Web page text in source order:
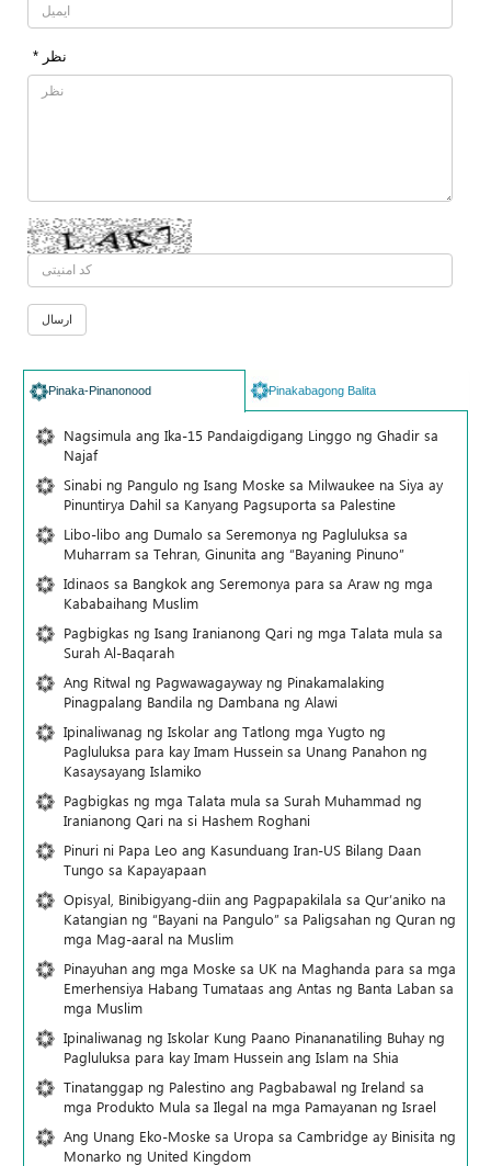
* نظر
Pinaka-Pinanonood Pinakabagong Balita
Nagsimula ang Ika-15 Pandaigdigang Linggo ng Ghadir sa
Najaf
Sinabi ng Pangulo ng Isang Moske sa Milwaukee na Siya ay
Pinuntirya Dahil sa Kanyang Pagsuporta sa Palestine
Libo-libo ang Dumalo sa Seremonya ng Pagluluksa sa
Muharram sa Tehran, Ginunita ang “Bayaning Pinuno”
Idinaos sa Bangkok ang Seremonya para sa Araw ng mga
Kababaihang Muslim
Pagbigkas ng Isang Iranianong Qari ng mga Talata mula sa
Surah Al-Baqarah
Ang Ritwal ng Pagwawagayway ng Pinakamalaking
Pinagpalang Bandila ng Dambana ng Alawi
Ipinaliwanag ng Iskolar ang Tatlong mga Yugto ng
Pagluluksa para kay Imam Hussein sa Unang Panahon ng
Kasaysayang Islamiko
Pagbigkas ng mga Talata mula sa Surah Muhammad ng
Iranianong Qari na si Hashem Roghani
Pinuri ni Papa Leo ang Kasunduang Iran-US Bilang Daan
Tungo sa Kapayapaan
Opisyal, Binibigyang-diin ang Pagpapakilala sa Qur’aniko na
Katangian ng “Bayani na Pangulo” sa Paligsahan ng Quran ng
mga Mag-aaral na Muslim
Pinayuhan ang mga Moske sa UK na Maghanda para sa mga
Emerhensiya Habang Tumataas ang Antas ng Banta Laban sa
mga Muslim
Ipinaliwanag ng Iskolar Kung Paano Pinananatiling Buhay ng
Pagluluksa para kay Imam Hussein ang Islam na Shia
Tinatanggap ng Palestino ang Pagbabawal ng Ireland sa
mga Produkto Mula sa Ilegal na mga Pamayanan ng Israel
Ang Unang Eko-Moske sa Uropa sa Cambridge ay Binisita ng
Monarko ng United Kingdom